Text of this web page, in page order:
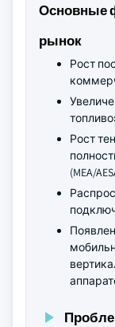
Основные
рынок
Рост
Рост
(MEA/